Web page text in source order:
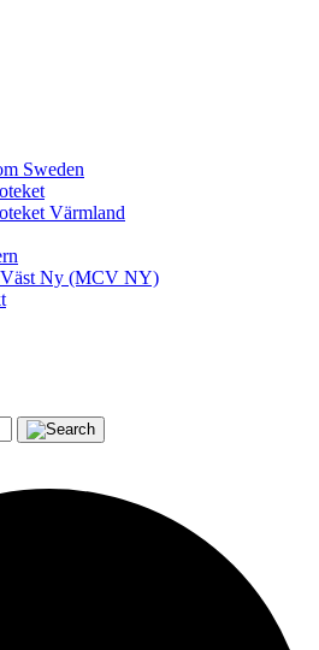
Sweden
Värmland
Ny (MCV NY)